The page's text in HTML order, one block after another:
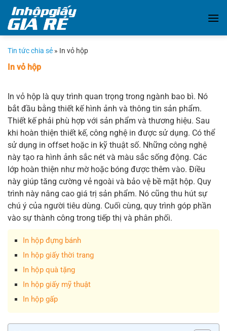
Chuyển
đến
nội
Tin tức chia sẻ » In vỏ hộp
In vỏ hộp
In vỏ hộp là quy trình quan trọng trong ngành bao bì. Nó
bắt đầu bằng thiết kế hình ảnh và thông tin sản phẩm.
Thiết kế phải phù hợp với sản phẩm và thương hiệu. Sau
khi hoàn thiện thiết kế, công nghệ in được sử dụng. Có thể
sử dụng in offset hoặc in kỹ thuật số. Những công nghệ
này tạo ra hình ảnh sắc nét và màu sắc sống động. Các
lớp hoàn thiện như mờ hoặc bóng được thêm vào. Điều
này giúp tăng cường vẻ ngoài và bảo vệ bề mặt hộp. Quy
trình này nâng cao giá trị sản phẩm. Nó cũng thu hút sự
chú ý của người tiêu dùng. Cuối cùng, quy trình góp phần
vào sự thành công trong tiếp thị và phân phối.
In hộp đựng bánh
In hộp giấy thời trang
In hộp quà tặng
In hộp giấy mỹ thuật
In hộp gấp